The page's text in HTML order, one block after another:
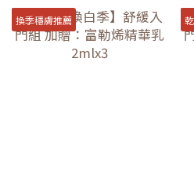
換季穩膚推薦